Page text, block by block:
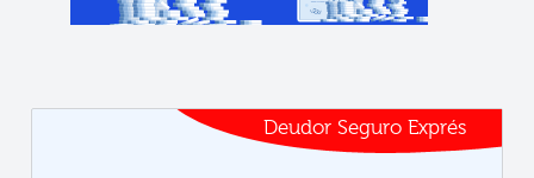
Deudor Seguro Exprés